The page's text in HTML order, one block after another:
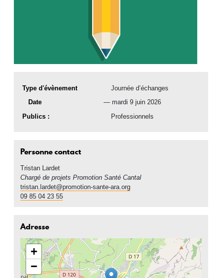
Type d'évènement
Journée d’échanges
Date
date(s)
mardi 9 juin 2026
Publics :
Professionnels
Personne contact
Tristan Lardet
Chargé de projets Promotion Santé Cantal
tristan.lardet@promotion-sante-ara.org
09 85 04 23 55
Adresse
+
−